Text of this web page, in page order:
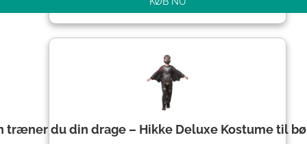
træner du din drage – Hikke Deluxe Kostume til